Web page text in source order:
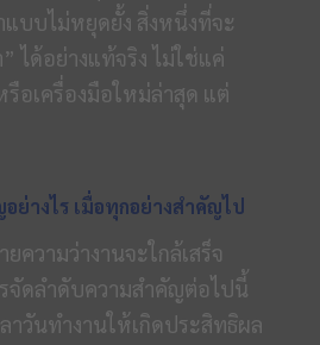
แบบไม่หยุดยั้ง สิ่งหนึ่งที่จะ
ได้อย่างแท้จริง ไม่ใช่แค่
อเครื่องมือใหม่ล่าสุด แต่
ย่างไร เมื่อทุกอย่างสำคัญไป
ความว่างานจะใกล้เสร็จ
จัดลำดับความสำคัญต่อไปนี้
าวันทำงานให้เกิดประสิทธิผล